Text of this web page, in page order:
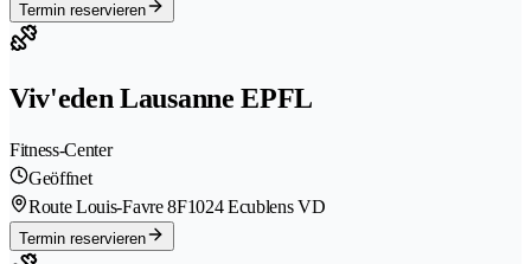
Termin reservieren
Viv'eden Lausanne EPFL
Fitness-Center
Geöffnet
Route Louis-Favre 8F1024 Ecublens VD
Termin reservieren